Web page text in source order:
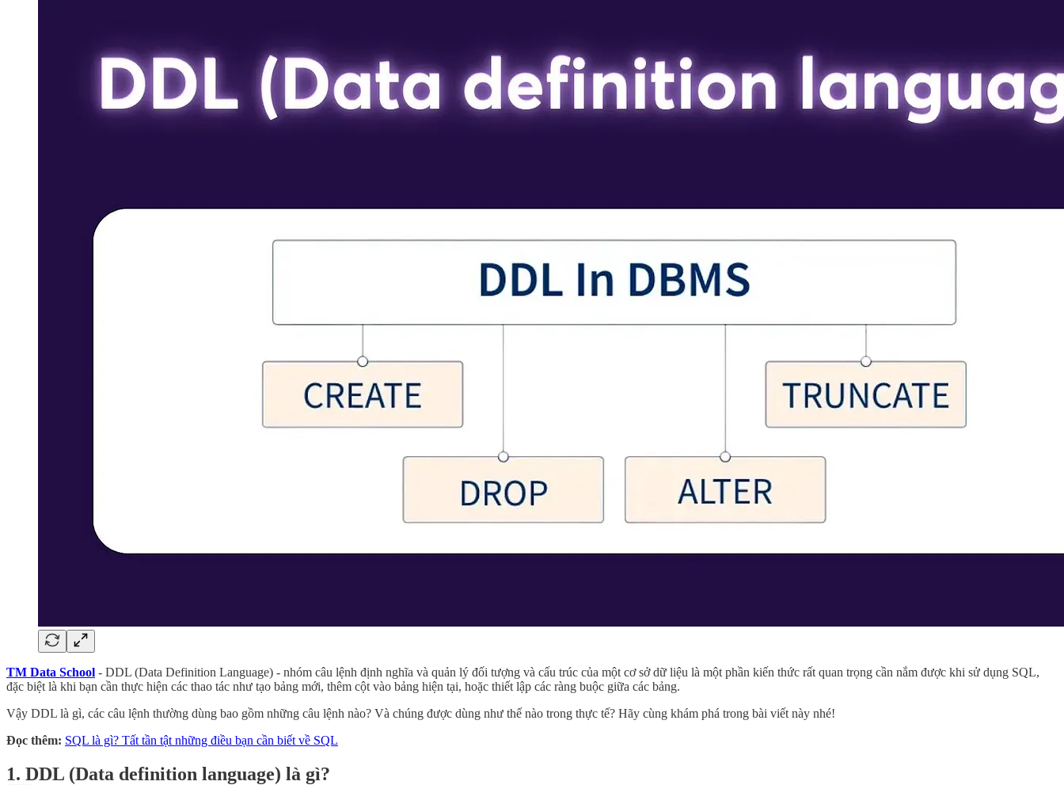
TM Data School - DDL (Data Definition Language) - nhóm câu lệnh định nghĩa và quản lý đối tượng và cấu trúc của một cơ sở dữ liệu là một phần kiến thức rất quan trọng cần nắm được khi sử dụng SQL,
đặc biệt là khi bạn cần thực hiện các thao tác như tạo bảng mới, thêm cột vào bảng hiện tại, hoặc thiết lập các ràng buộc giữa các bảng.
Vậy DDL là gì, các câu lệnh thường dùng bao gồm những câu lệnh nào? Và chúng được dùng như thế nào trong thực tế? Hãy cùng khám phá trong bài viết này nhé!
Đọc thêm: SQL là gì? Tất tần tật những điều bạn cần biết về SQL
1. DDL (Data definition language) là gì?